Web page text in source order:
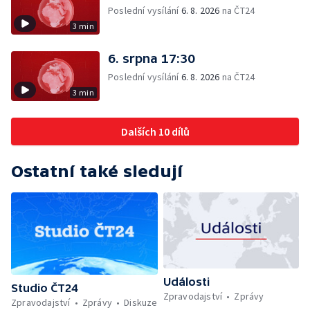
3 min
Poslední vysílání6. 8. 2026 na ČT24
3 min
6. srpna 17:30
Poslední vysílání6. 8. 2026 na ČT24
Dalších 10 dílů
Ostatní také sledují
Studio ČT24
Zpravodajství
Zprávy Diskuze
Události
Zpravodajství
Zprávy